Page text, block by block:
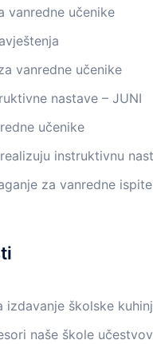
vanredne učenike
vanredne učenike
nastave – JUNI
učenike
instruktivnu
za vanredne ispite
izdavanje školske
naše škole